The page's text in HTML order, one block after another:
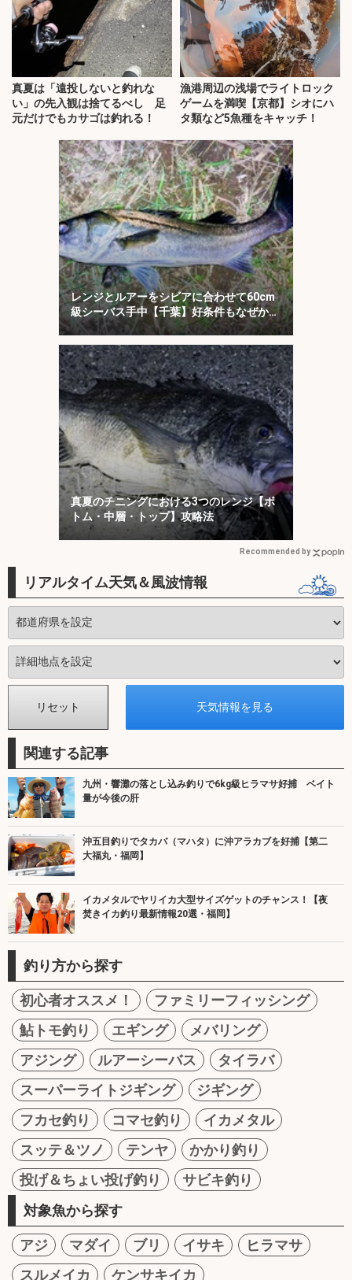
真夏は「遠投しないと釣れな
い」の先入観は捨てるべし 足
元だけでもカサゴは釣れる！
漁港周辺の浅場でライトロック
ゲームを満喫【京都】シオにハ
タ類など5魚種をキャッチ！
レンジとルアーをシビアに合わせて60cm
級シーバス手中【千葉】好条件もなぜか苦
戦
真夏のチニングにおける3つのレンジ【ボ
トム・中層・トップ】攻略法
Recommended by
リアルタイム天気＆風波情報
関連する記事
九州・響灘の落とし込み釣りで6kg級ヒラマサ好捕 ベイト
量が今後の肝
沖五目釣りでタカバ（マハタ）に沖アラカブを好捕【第二
大福丸・福岡】
イカメタルでヤリイカ大型サイズゲットのチャンス！【夜
焚きイカ釣り最新情報20選・福岡】
釣り方から探す
初心者オススメ！
ファミリーフィッシング
鮎トモ釣り
エギング
メバリング
アジング
ルアーシーバス
タイラバ
スーパーライトジギング
ジギング
フカセ釣り
コマセ釣り
イカメタル
スッテ＆ツノ
テンヤ
かかり釣り
投げ＆ちょい投げ釣り
サビキ釣り
対象魚から探す
アジ マダイ ブリ イサキ
ヒラマサ
スルメイカ
ケンサキイカ